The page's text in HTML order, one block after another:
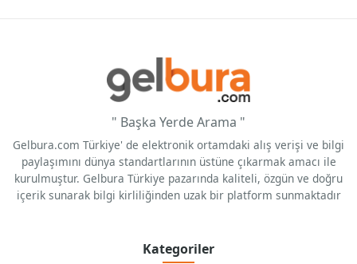
" Başka Yerde Arama "
Gelbura.com Türkiye' de elektronik ortamdaki alış verişi ve bilgi
paylaşımını dünya standartlarının üstüne çıkarmak amacı ile
kurulmuştur. Gelbura Türkiye pazarında kaliteli, özgün ve doğru
içerik sunarak bilgi kirliliğinden uzak bir platform sunmaktadır
Kategoriler